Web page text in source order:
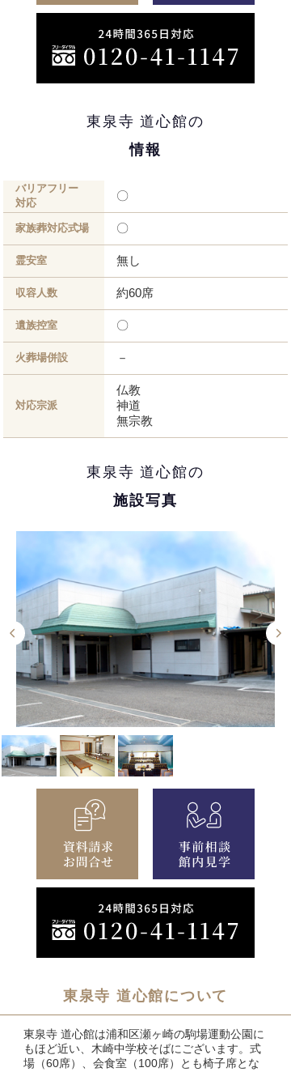
東泉寺 道心館の
情報
バリアフリー
対応
〇
家族葬対応式場 〇
霊安室 無し
収容人数 約60席
遺族控室 〇
火葬場併設 －
対応宗派
仏教
神道
無宗教
東泉寺 道心館の
施設写真
東泉寺 道心館について
東泉寺 道心館は浦和区瀬ヶ崎の駒場運動公園に
もほど近い、木崎中学校そばにございます。式
場（60席）、会食室（100席）とも椅子席とな